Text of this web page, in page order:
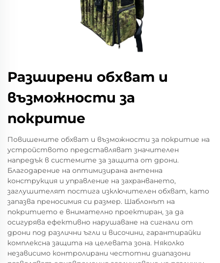
Разширени обхват и
възможности за
покритие
Повишените обхват и възможности за покритие на
устройството представляват значителен
напредък в системите за защита от дрони.
Благодарение на оптимизирана антенна
конструкция и управление на захранването,
заглушителят постига изключителен обхват, като
запазва преносимия си размер. Шаблонът на
покритието е внимателно проектиран, за да
осигурява ефективно нарушаване на сигнали от
дрони под различни ъгли и височини, гарантирайки
комплексна защита на целевата зона. Няколко
независимо контролирани честотни диапазони